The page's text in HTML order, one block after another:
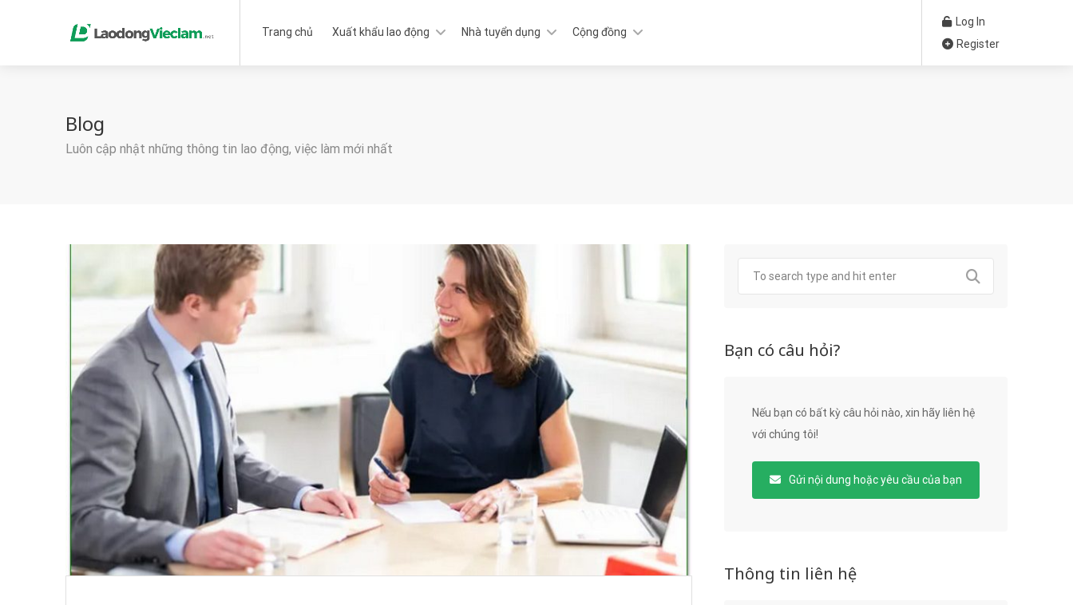
Trang chủ Xuất khẩu lao động Nhà tuyển dụng Cộng đồng
Log In
Register
Blog
Luôn cập nhật những thông tin lao động, việc làm mới nhất
Bạn có câu hỏi?
Nếu bạn có bất kỳ câu hỏi nào, xin hãy liên hệ
với chúng tôi!
Gửi nội dung hoặc yêu cầu của bạn
Thông tin liên hệ